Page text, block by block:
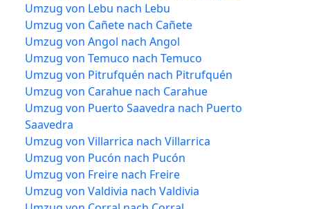
Umzug von Lebu nach Lebu
Umzug von Cañete nach Cañete
Umzug von Angol nach Angol
Umzug von Temuco nach Temuco
Umzug von Pitrufquén nach Pitrufquén
Umzug von Carahue nach Carahue
Umzug von Puerto Saavedra nach Puerto
Saavedra
Umzug von Villarrica nach Villarrica
Umzug von Pucón nach Pucón
Umzug von Freire nach Freire
Umzug von Valdivia nach Valdivia